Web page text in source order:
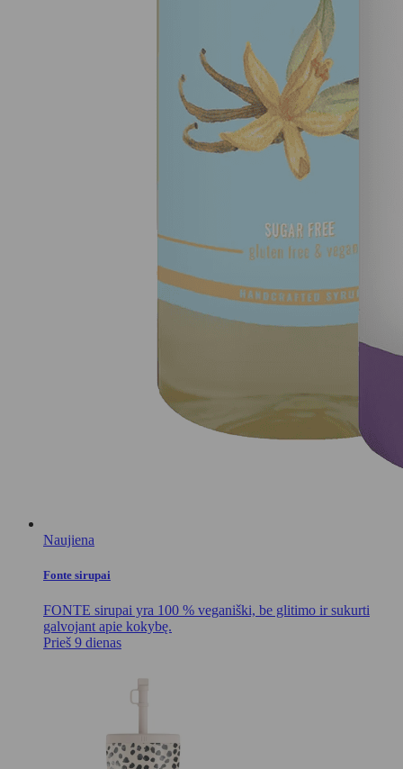
Naujiena
Fonte sirupai
FONTE sirupai yra 100 % veganiški, be glitimo ir sukurti
galvojant apie kokybę.
Prieš 9 dienas